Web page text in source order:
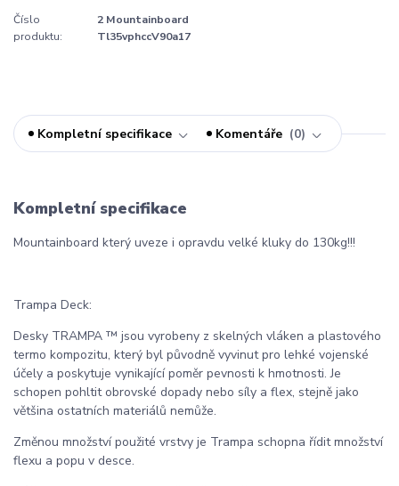
Číslo
produktu:
2 Mountainboard
Tl35vphccV90a17
Kompletní specifikace Komentáře 0
Kompletní specifikace
Mountainboard který uveze i opravdu velké kluky do 130kg!!!
Trampa Deck:
Desky TRAMPA ™ jsou vyrobeny z skelných vláken a plastového
termo kompozitu, který byl původně vyvinut pro lehké vojenské
účely a poskytuje vynikající poměr pevnosti k hmotnosti. Je
schopen pohltit obrovské dopady nebo síly a flex, stejně jako
většina ostatních materiálů nemůže.
Změnou množství použité vrstvy je Trampa schopna řídit množství
flexu a popu v desce.